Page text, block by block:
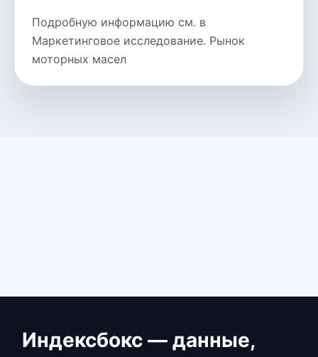
Подробную информацию см. в
Маркетинговое исследование. Рынок
моторных масел
Индексбокс — данные,